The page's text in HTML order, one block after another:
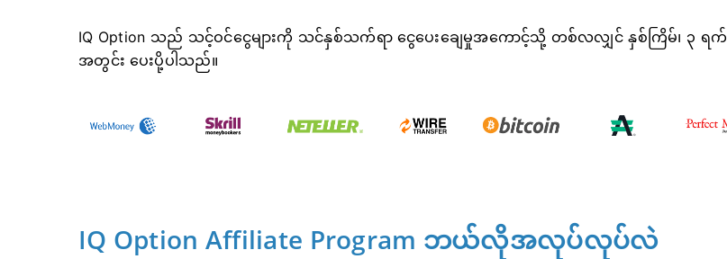
IQ Option သည် သင့်ဝင်ငွေများကို သင်နှစ်သက်ရာ ငွေပေးချေမှုအကောင့်သို့ တစ်လလျှင် နှစ်ကြိမ်၊ ၃ ရက်
အတွင်း ပေးပို့ပါသည်။
IQ Option Affiliate Program ဘယ်လိုအလုပ်လုပ်လဲ